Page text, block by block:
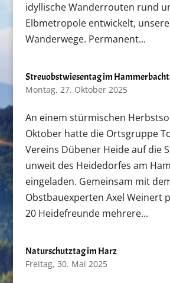
idyllische Wanderrouten rund
Elbmetropole entwickelt,
Wanderwege. Permanent...
Streuobstwiesentag im
Montag, 27. Oktober 2025
An einem stürmischen
Oktober hatte die Ortsgruppe
Vereins Dübener Heide auf die
unweit des Heidedorfes am
eingeladen. Gemeinsam mit
Obstbauexperten Axel Weinert
20 Heidefreunde mehrere...
Naturschutztag im Harz
Freitag, 30. Mai 2025